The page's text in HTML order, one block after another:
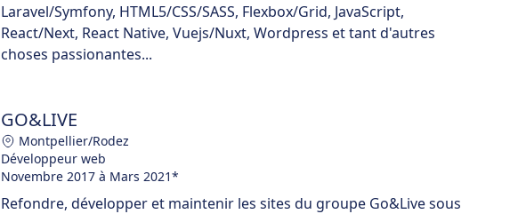
Laravel/Symfony, HTML5/CSS/SASS, Flexbox/Grid, JavaScript,
React/Next, React Native, Vuejs/Nuxt, Wordpress et tant d'autres
choses passionantes...
GO&LIVE
Montpellier/Rodez
Développeur web
Novembre 2017 à Mars 2021*
Refondre, développer et maintenir les sites du groupe Go&Live sous